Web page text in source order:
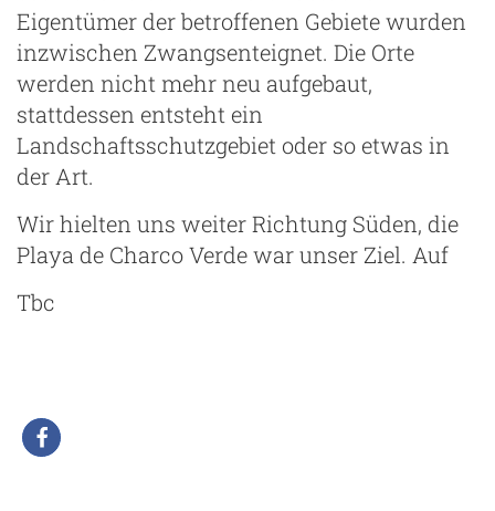
Eigentümer der betroffenen Gebiete wurden
inzwischen Zwangsenteignet. Die Orte
werden nicht mehr neu aufgebaut,
stattdessen entsteht ein
Landschaftsschutzgebiet oder so etwas in
der Art.
Wir hielten uns weiter Richtung Süden, die
Playa de Charco Verde war unser Ziel. Auf
Tbc